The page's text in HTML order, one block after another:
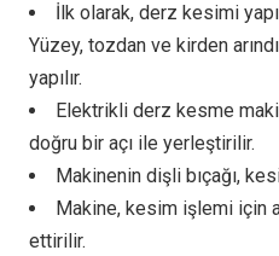
İlk olarak, derz kesimi
Yüzey, tozdan ve kirden
yapılır.
Elektrikli derz kesme
doğru bir açı ile yerleştirilir.
Makinenin dişli bıçağı,
Makine, kesim işlemi için
ettirilir.